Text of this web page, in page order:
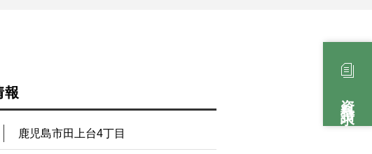
報
鹿児島市田上台4丁目
資料請求